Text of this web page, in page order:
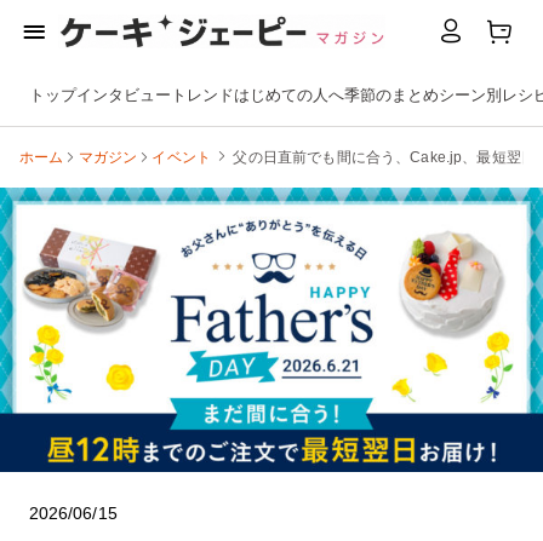
トップインタビュー トレンドはじめての人へ季節のまとめシーン別 レシ
ホーム マガジン イベント 父の日直前でも間に合う、Cake.jp、最短翌日
2026/06/15